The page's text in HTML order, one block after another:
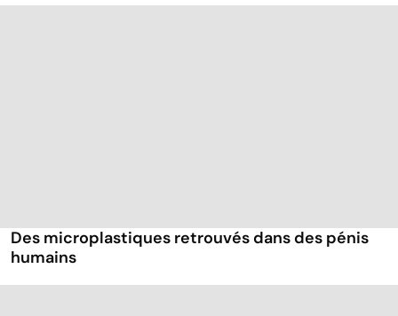
Des microplastiques retrouvés dans des pénis
humains